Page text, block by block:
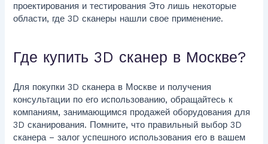
проектирования и тестирования Это лишь некоторые
области, где 3D сканеры нашли свое применение.
Где купить 3D сканер в Москве?
Для покупки 3D сканера в Москве и получения
консультации по его использованию, обращайтесь к
компаниям, занимающимся продажей оборудования для
3D сканирования. Помните, что правильный выбор 3D
сканера – залог успешного использования его в вашем